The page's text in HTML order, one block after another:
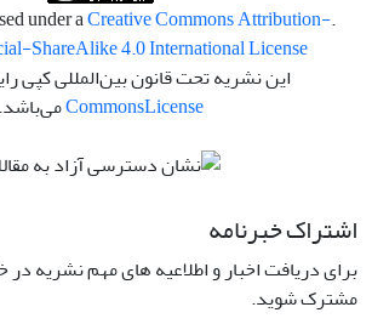
.This work is licensed under a
Creative Commons Attribution-
ShareAlike 4.0 International License
این نشریه تحت قانون بین‌المللی کپی
CommonsLicense می‌باشد.
اشتراک خبرنامه
برای دریافت اخبار و اطلاعیه های مهم نشریه در
مشترک شوید.